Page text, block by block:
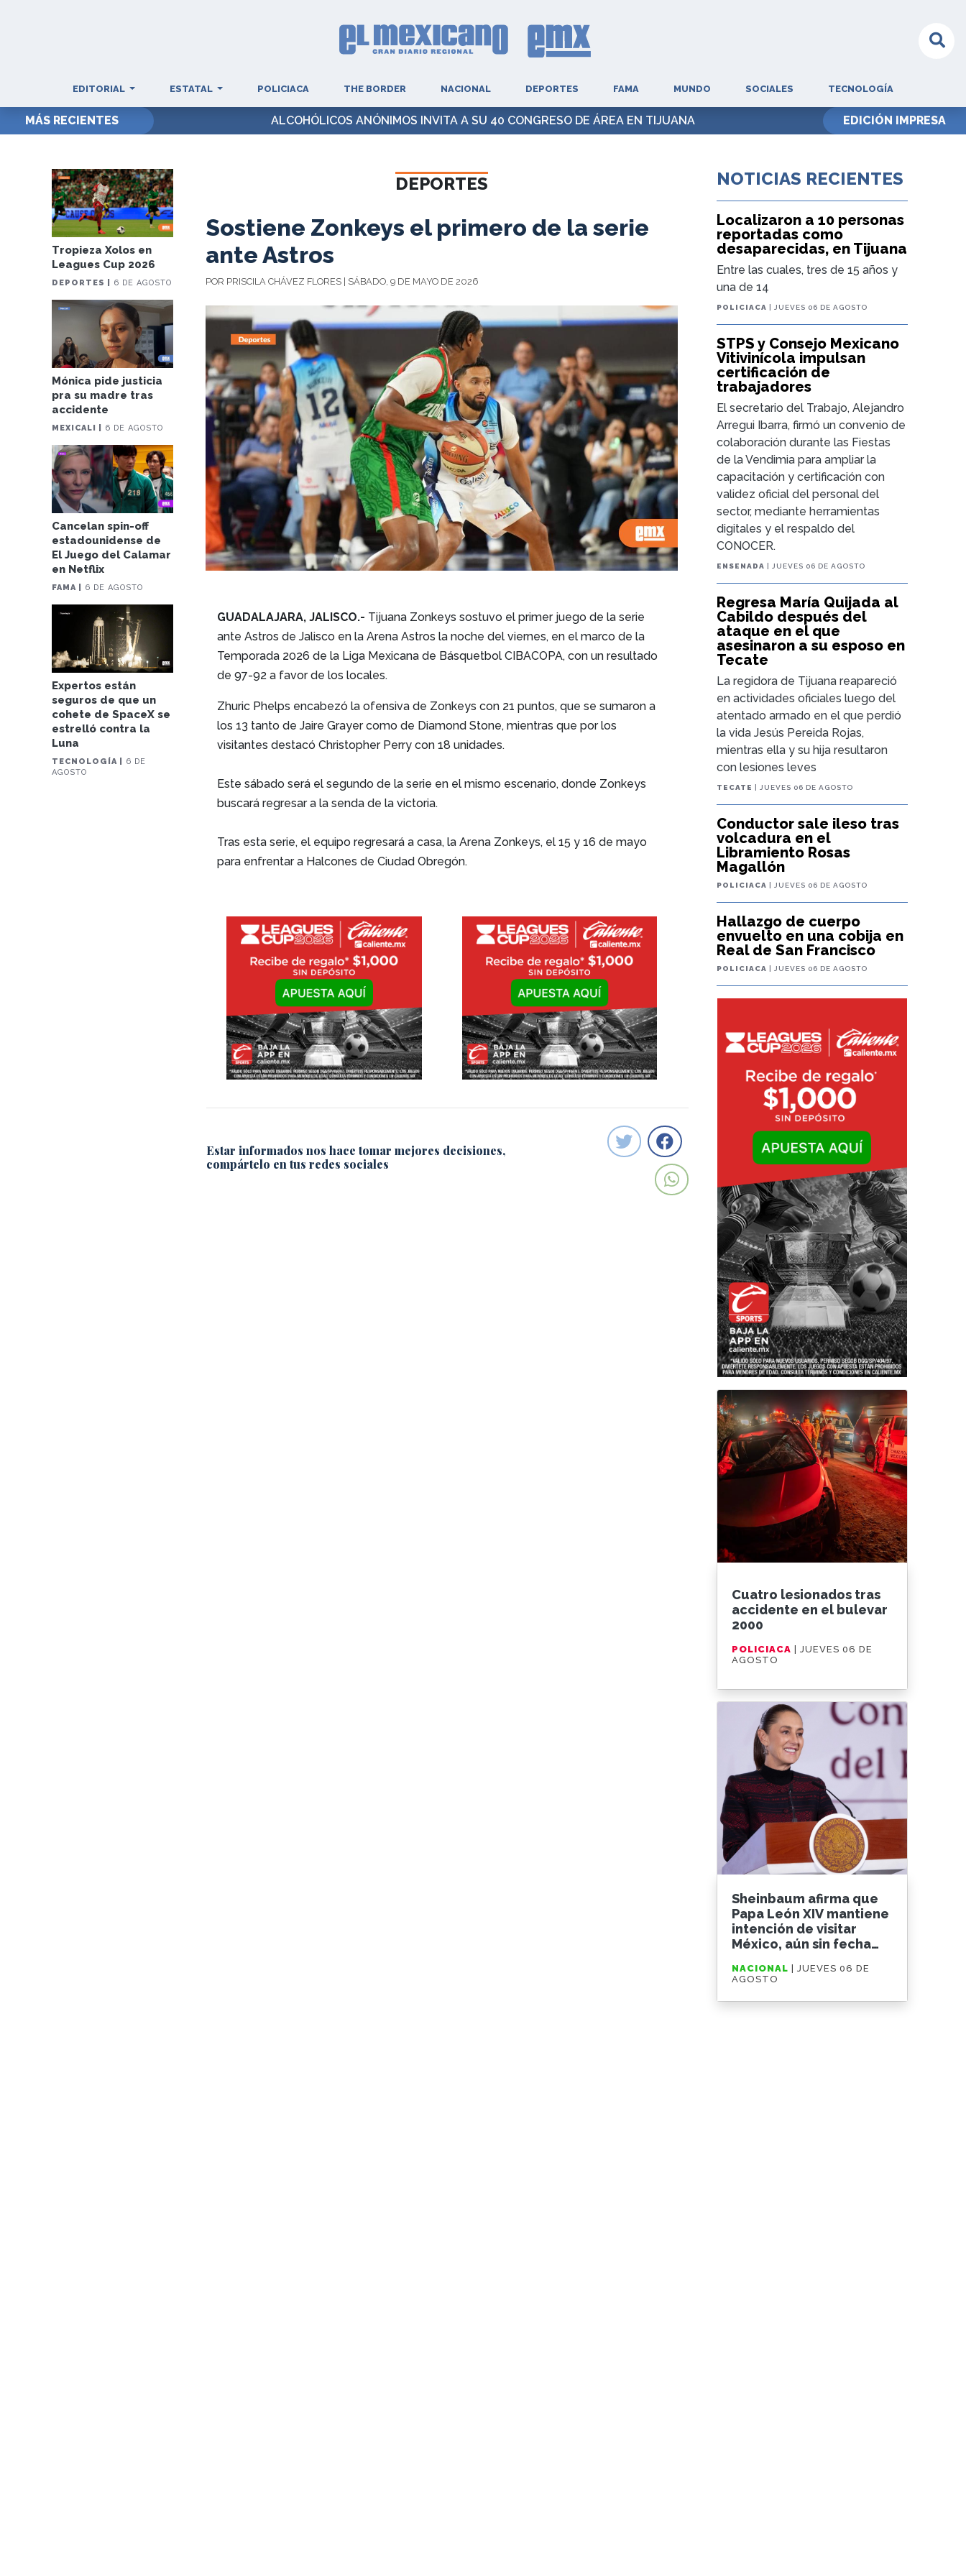
EDITORIAL ESTATAL POLICIACA THE BORDER NACIONAL DEPORTES FAMA MUNDO SOCIALES TECNOLOGÍA
MÁS RECIENTES ALCOHÓLICOS ANÓNIMOS INVITA A SU 40 CONGRESO DE ÁREA EN TIJUANA EDICIÓN IMPRESA
Tropieza Xolos en
Leagues Cup 2026
DEPORTES | 6 DE AGOSTO
Mónica pide justicia
pra su madre tras
accidente
MEXICALI | 6 DE AGOSTO
Cancelan spin-off
estadounidense de
El Juego del Calamar
en Netflix
FAMA | 6 DE AGOSTO
Expertos están
seguros de que un
cohete de SpaceX se
estrelló contra la
Luna
TECNOLOGÍA |
6 DE
AGOSTO
DEPORTES
Sostiene Zonkeys el primero de la serie
ante Astros
POR PRISCILA CHÁVEZ FLORES | SÁBADO, 9 DE MAYO DE 2026
GUADALAJARA, JALISCO.- Tijuana Zonkeys sostuvo el primer juego de la serie
ante Astros de Jalisco en la Arena Astros la noche del viernes, en el marco de la
Temporada 2026 de la Liga Mexicana de Básquetbol CIBACOPA, con un resultado
de 97-92 a favor de los locales.
Zhuric Phelps encabezó la ofensiva de Zonkeys con 21 puntos, que se sumaron a
los 13 tanto de Jaire Grayer como de Diamond Stone, mientras que por los
visitantes destacó Christopher Perry con 18 unidades.
Este sábado será el segundo de la serie en el mismo escenario, donde Zonkeys
buscará regresar a la senda de la victoria.
Tras esta serie, el equipo regresará a casa, la Arena Zonkeys, el 15 y 16 de mayo
para enfrentar a Halcones de Ciudad Obregón.
Estar informados nos hace tomar mejores decisiones,
compártelo en tus redes sociales
NOTICIAS RECIENTES
Localizaron a 10 personas
reportadas como
desaparecidas, en Tijuana
Entre las cuales, tres de 15 años y
una de 14
POLICIACA | JUEVES 06 DE AGOSTO
STPS y Consejo Mexicano
Vitivinícola impulsan
certificación de
trabajadores
El secretario del Trabajo, Alejandro
Arregui Ibarra, firmó un convenio de
colaboración durante las Fiestas
de la Vendimia para ampliar la
capacitación y certificación con
validez oficial del personal del
sector, mediante herramientas
digitales y el respaldo del
CONOCER.
ENSENADA | JUEVES 06 DE AGOSTO
Regresa María Quijada al
Cabildo después del
ataque en el que
asesinaron a su esposo en
Tecate
La regidora de Tijuana reapareció
en actividades oficiales luego del
atentado armado en el que perdió
la vida Jesús Pereida Rojas,
mientras ella y su hija resultaron
con lesiones leves
TECATE | JUEVES 06 DE AGOSTO
Conductor sale ileso tras
volcadura en el
Libramiento Rosas
Magallón
POLICIACA | JUEVES 06 DE AGOSTO
Hallazgo de cuerpo
envuelto en una cobija en
Real de San Francisco
POLICIACA | JUEVES 06 DE AGOSTO
Cuatro lesionados tras
accidente en el bulevar
2000
POLICIACA| JUEVES 06 DE
AGOSTO
Sheinbaum afirma que
Papa León XIV mantiene
intención de visitar
México, aún sin fecha
NACIONAL
| JUEVES 06 DE
AGOSTO